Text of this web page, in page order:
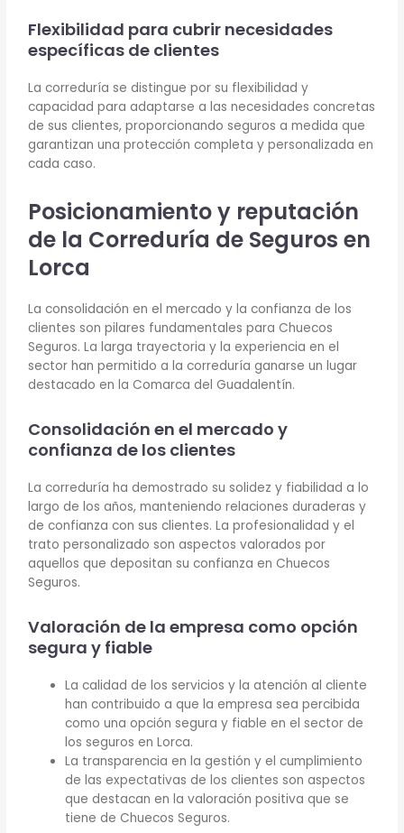
Flexibilidad para cubrir necesidades
específicas de clientes
La correduría se distingue por su flexibilidad y
capacidad para adaptarse a las necesidades concretas
de sus clientes, proporcionando seguros a medida que
garantizan una protección completa y personalizada en
cada caso.
Posicionamiento y reputación
de la Correduría de Seguros en
Lorca
La consolidación en el mercado y la confianza de los
clientes son pilares fundamentales para Chuecos
Seguros. La larga trayectoria y la experiencia en el
sector han permitido a la correduría ganarse un lugar
destacado en la Comarca del Guadalentín.
Consolidación en el mercado y
confianza de los clientes
La correduría ha demostrado su solidez y fiabilidad a lo
largo de los años, manteniendo relaciones duraderas y
de confianza con sus clientes. La profesionalidad y el
trato personalizado son aspectos valorados por
aquellos que depositan su confianza en Chuecos
Seguros.
Valoración de la empresa como opción
segura y fiable
La calidad de los servicios y la atención al cliente
han contribuido a que la empresa sea percibida
como una opción segura y fiable en el sector de
los seguros en Lorca.
La transparencia en la gestión y el cumplimiento
de las expectativas de los clientes son aspectos
que destacan en la valoración positiva que se
tiene de Chuecos Seguros.